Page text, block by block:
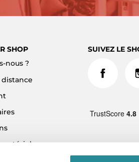
SHOP
nous ?
distance
matériel
SUIVEZ LE